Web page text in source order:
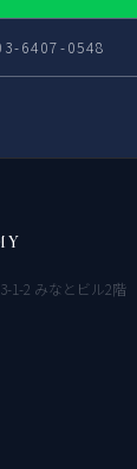
6407-0548
1-2 みなとビル2階